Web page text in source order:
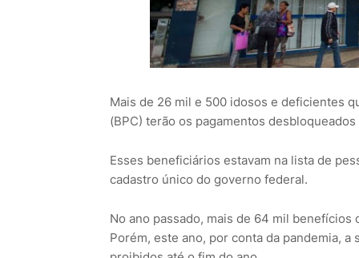
Mais de 26 mil e 500 idosos e deficientes
(BPC) terão os pagamentos
Esses beneficiários estavam na lista de
cadastro único do governo federal.
No ano passado, mais de 64 mil
Porém, este ano, por conta da pandemia,